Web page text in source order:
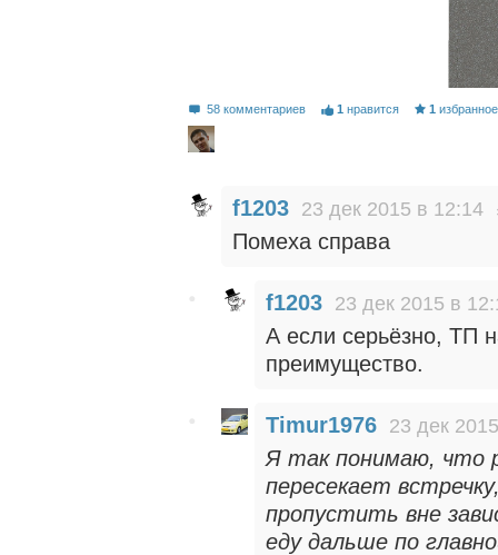
58 комментариев 1 нравится 1 избранное
f1203 23 дек 2015 в 12:14
Помеха справа
f1203 23 дек 2015 в
А если серьёзно, ТП
преимущество.
Timur1976 23 дек
Я так понимаю, что
пересекает
пропустить вне
еду дальше по